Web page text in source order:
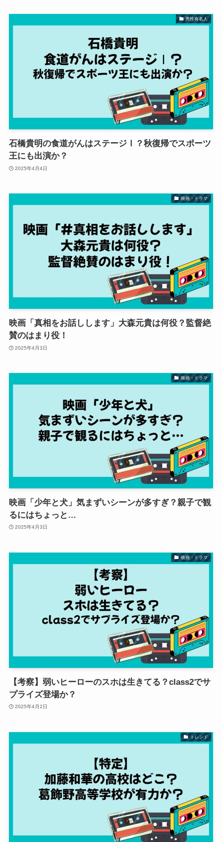
男性有名人
石橋貴明の食道がんはステージⅠ？秋復帰でスポーツ
王にも出演か？
2025年4月4日
映画・ドラマ
映画「真相をお話しします」大森元貴は何役？監督絶
賛のはまり役！
2025年4月3日
映画・ドラマ
映画「少年と犬」気まずいシーンが多すぎ？親子で観
るにはちょっと…
2025年4月3日
映画・ドラマ
【考察】弱いヒーローのスホは生きてる？class2でサ
プライズ登場か？
2025年4月2日
トレンド